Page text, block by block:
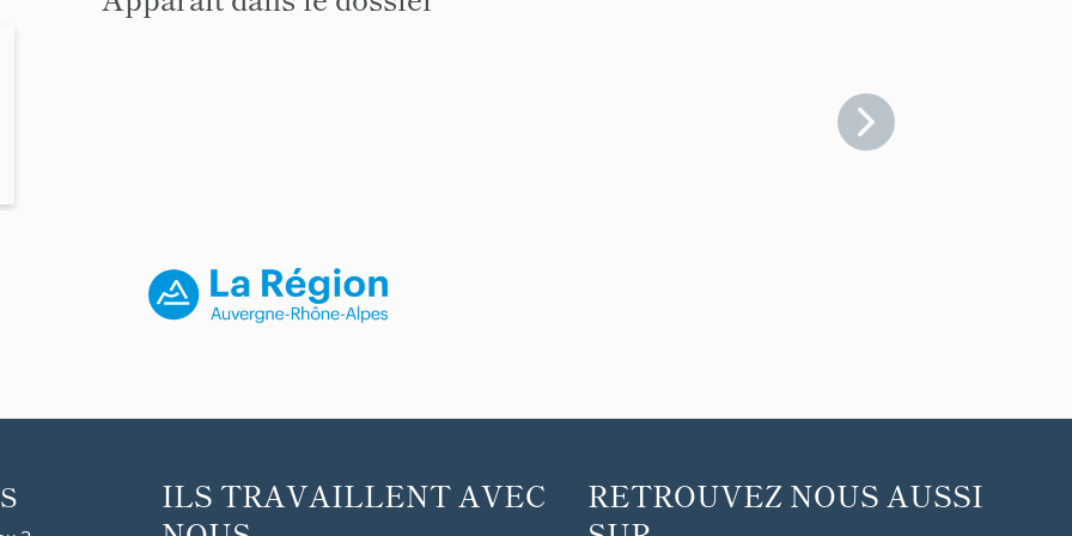
ILS TRAVAILLENT AVEC
RETROUVEZ NOUS AUSSI